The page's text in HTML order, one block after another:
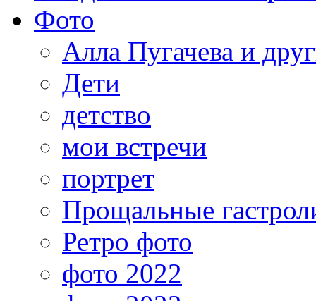
Фото
Алла Пугачева и
Дети
детство
мои встречи
портрет
Прощальные
Ретро фото
фото 2022